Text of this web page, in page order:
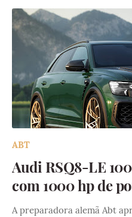
ABT
Audi RSQ8-LE
com 1000 hp de
A preparadora alemã Abt